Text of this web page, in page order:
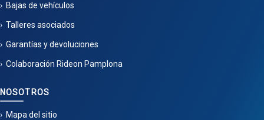
Bajas de vehículos
Talleres asociados
Garantías y devoluciones
Colaboración Rideon Pamplona
NOSOTROS
Mapa del sitio